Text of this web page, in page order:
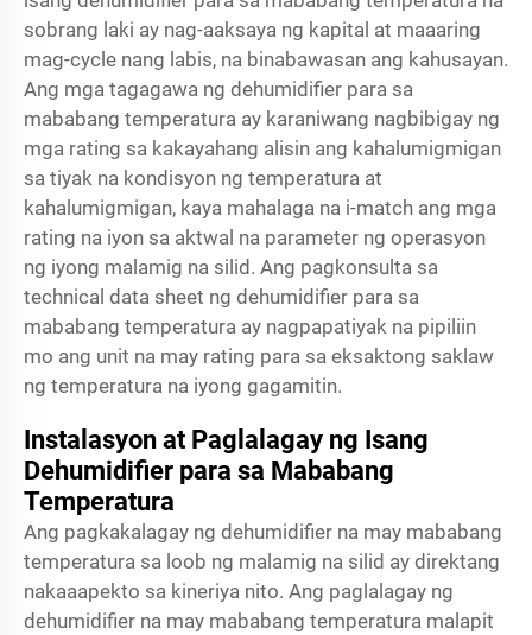
sobrang laki ay nag-aaksaya ng kapital at maaaring
mag-cycle nang labis, na binabawasan ang kahusayan.
Ang mga tagagawa ng dehumidifier para sa
mababang temperatura ay karaniwang nagbibigay ng
mga rating sa kakayahang alisin ang kahalumigmigan
sa tiyak na kondisyon ng temperatura at
kahalumigmigan, kaya mahalaga na i-match ang mga
rating na iyon sa aktwal na parameter ng operasyon
ng iyong malamig na silid. Ang pagkonsulta sa
technical data sheet ng dehumidifier para sa
mababang temperatura ay nagpapatiyak na pipiliin
mo ang unit na may rating para sa eksaktong saklaw
ng temperatura na iyong gagamitin.
Instalasyon at Paglalagay ng Isang
Dehumidifier para sa Mababang
Temperatura
Ang pagkakalagay ng dehumidifier na may mababang
temperatura sa loob ng malamig na silid ay direktang
nakaaapekto sa kineriya nito. Ang paglalagay ng
dehumidifier na may mababang temperatura malapit